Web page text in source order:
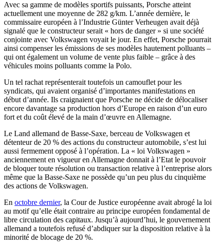
Avec sa gamme de modèles sportifs puissants, Porsche atteint
actuellement une moyenne de 282 g/km. L’année dernière, le
commissaire européen à l’Industrie Günter Verheugen avait déjà
signalé que le constructeur serait « hors de danger » si une société
conjointe avec Volkswagen voyait le jour. En effet, Porsche pourrait
ainsi compenser les émissions de ses modèles hautement polluants –
qui ont également un volume de vente plus faible – grâce à des
véhicules moins polluants comme la Polo.
Un tel rachat représenterait toutefois un camouflet pour les
syndicats, qui avaient organisé d’importantes manifestations en
début d’année. Ils craignaient que Porsche ne décide de délocaliser
encore davantage sa production hors d’Europe en raison d’un euro
fort et du coût élevé de la main d’œuvre en Allemagne.
Le Land allemand de Basse-Saxe, berceau de Volkswagen et
détenteur de 20 % des actions du constructeur automobile, s’est lui
aussi fermement opposé à l’opération. La « loi Volkswagen »
anciennement en vigueur en Allemagne donnait à l’Etat le pouvoir
de bloquer toute résolution ou transaction relative à l’entreprise alors
même que la Basse-Saxe ne possède qu’un peu plus du cinquième
des actions de Volkswagen.
En octobre dernier, la Cour de Justice européenne avait abrogé la loi
au motif qu’elle était contraire au principe européen fondamental de
libre circulation des capitaux. Jusqu’à aujourd’hui, le gouvernement
allemand a toutefois refusé d’abdiquer sur la disposition relative à la
minorité de blocage de 20 %.